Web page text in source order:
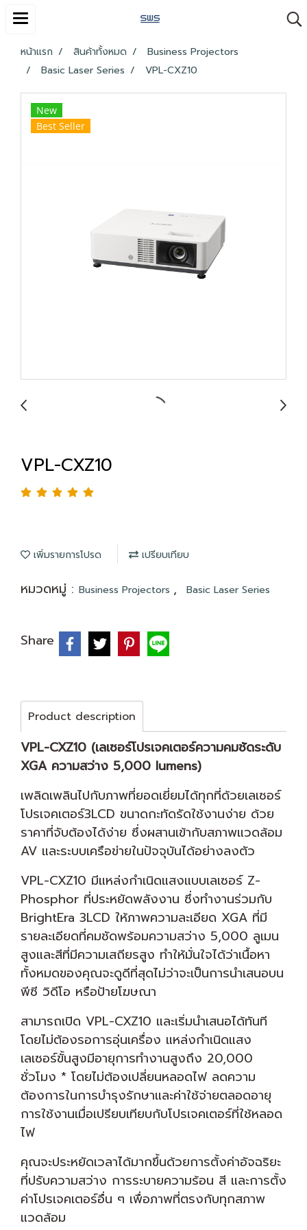
หน้าแรก สินค้าทั้งหมด
Business Projectors
Basic Laser Series
VPL-CXZ10
New
Best Seller
VPL-CXZ10
เพิ่มรายการโปรด เปรียบเทียบ
หมวดหมู่ : Business Projectors , Basic Laser Series
Share
Product description
VPL-CXZ10 (เลเซอร์โปรเจคเตอร์ความคมชัดระดับ
XGA ความสว่าง 5,000 lumens)
เพลิดเพลินไปกับภาพที่ยอดเยี่ยมได้ทุกที่ด้วยเลเซอร์
โปรเจคเตอร์3LCD ขนาดกะทัดรัดใช้งานง่าย ด้วย
ราคาที่จับต้องได้ง่าย ซึ่งผสานเข้ากับสภาพแวดล้อม
AV และระบบเครือข่ายในปัจจุบันได้อย่างลงตัว
VPL-CXZ10 มีแหล่งกำเนิดแสงแบบเลเซอร์ Z-
Phosphor ที่ประหยัดพลังงาน ซึ่งทำงานร่วมกับ
BrightEra 3LCD ให้ภาพความละเอียด XGA ที่มี
รายละเอียดที่คมชัดพร้อมความสว่าง 5,000 ลูเมน
สูงและสีที่มีความเสถียรสูง ทำให้มั่นใจได้ว่าเนื้อหา
ทั้งหมดของคุณจะดูดีที่สุดไม่ว่าจะเป็นการนำเสนอบน
พีซี วิดีโอ หรือป้ายโฆษณา
สามารถเปิด VPL-CXZ10 และเริ่มนำเสนอได้ทันที
โดยไม่ต้องรอการอุ่นเครื่อง แหล่งกำเนิดแสง
เลเซอร์ขั้นสูงมีอายุการทำงานสูงถึง 20,000
ชั่วโมง * โดยไม่ต้องเปลี่ยนหลอดไฟ ลดความ
ต้องการในการบำรุงรักษาและค่าใช้จ่ายตลอดอายุ
การใช้งานเมื่อเปรียบเทียบกับโปรเจคเตอร์ที่ใช้หลอด
ไฟ
คุณจะประหยัดเวลาได้มากขึ้นด้วยการตั้งค่าอัจฉริยะ
ที่ปรับความสว่าง การระบายความร้อน สี และการตั้ง
ค่าโปรเจคเตอร์อื่น ๆ เพื่อภาพที่ตรงกับทุกสภาพ
แวดล้อม